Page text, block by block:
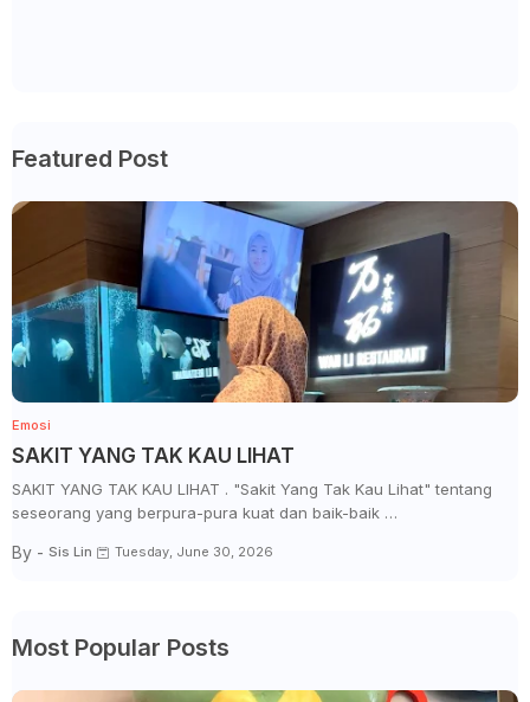
Featured Post
Emosi
SAKIT YANG TAK KAU LIHAT
SAKIT YANG TAK KAU LIHAT . "Sakit Yang Tak Kau Lihat" tentang
seseorang yang berpura-pura kuat dan baik-baik …
By - Sis Lin Tuesday, June 30, 2026
Most Popular Posts